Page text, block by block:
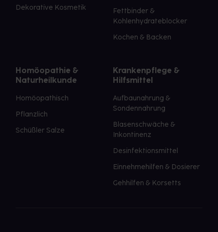
Dekorative Kosmetik
Fettbinder &
Kohlenhydrateblocker
Kochen & Backen
Homöopathie &
Naturheilkunde
Homöopathisch
Pflanzlich
Schüßler Salze
Krankenpflege &
Hilfsmittel
Aufbaunahrung &
Sondennahrung
Blasenschwäche &
Inkontinenz
Desinfektionsmittel
Einnehmehilfen & Dosierer
Gehhilfen & Korsetts